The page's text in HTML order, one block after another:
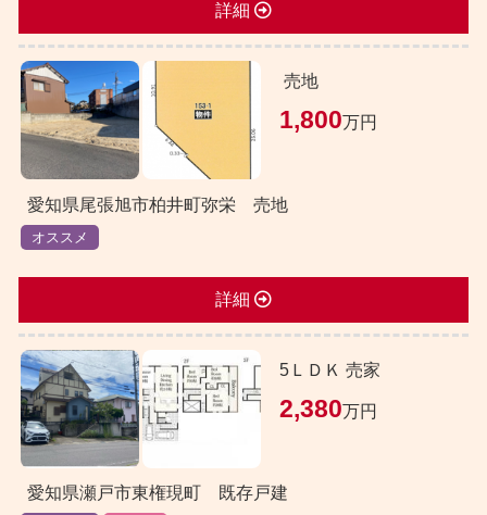
詳細
売地
1,800万円
愛知県尾張旭市柏井町弥栄 売地
オススメ
詳細
5ＬＤＫ 売家
2,380万円
愛知県瀬戸市東権現町 既存戸建